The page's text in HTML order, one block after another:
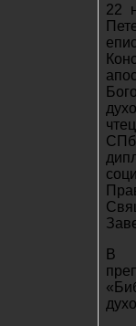
22
В